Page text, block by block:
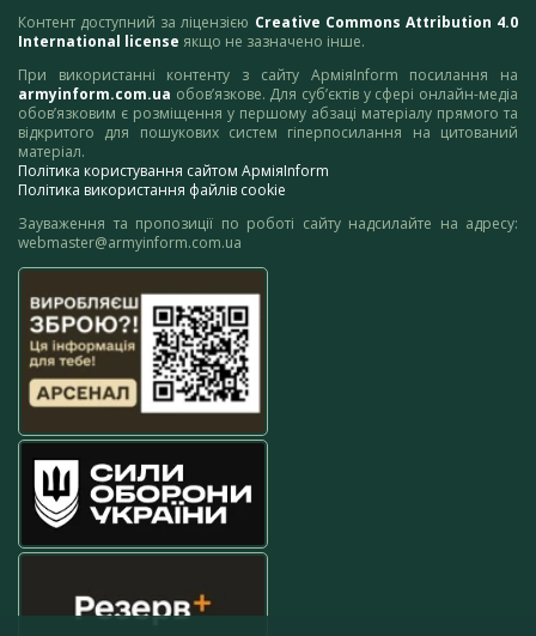
Контент доступний за ліцензією Creative Commons Attribution 4.0
International license якщо не зазначено інше.
При використанні контенту з сайту АрміяInform посилання на
armyinform.com.ua обов’язкове. Для суб’єктів у сфері онлайн-медіа
обов’язковим є розміщення у першому абзаці матеріалу прямого та
відкритого для пошукових систем гіперпосилання на цитований
матеріал.
Політика користування сайтом АрміяInform
Політика використання файлів cookie
Зауваження та пропозиції по роботі сайту надсилайте на адресу:
webmaster@armyinform.com.ua